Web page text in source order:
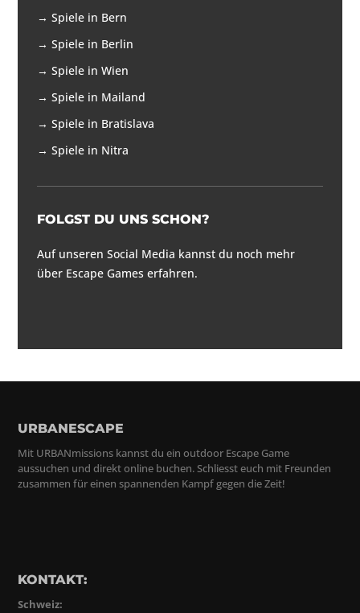
→Spiele in Bern
→Spiele in Berlin
→Spiele in Wien
→Spiele in Mailand
→Spiele in Bratislava
→Spiele in Nitra
FOLGST DU UNS SCHON?
Auf unseren Social Media kannst du noch mehr
über Escape Games erfahren.
URBANESCAPE
Mit URBANmissions kannst du ein outdoor Escape Game
aussuchen und direkt online buchen. Schliesst euch mit Freunden
zusammen für einen spannenden Kampf gegen die Zeit!
KONTAKT:
Schweiz: